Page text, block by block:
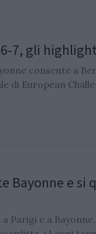
7, gli
consente a
di European
Bayonne e si
Parigi e a